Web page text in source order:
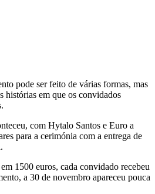
pode ser feito de várias formas, mas
histórias em que os convidados
com Hytalo Santos e Euro a
para a cerimónia com a entrega de
1500 euros, cada convidado recebeu
a 30 de novembro apareceu pouca